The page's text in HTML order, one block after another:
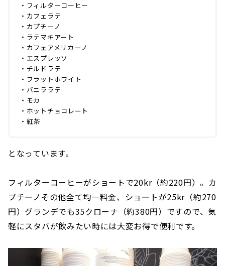
・フィルターコーヒー
・カフェラテ
・カプチーノ
・ラテマキアート
・カフェアメリカ―ノ
・エスプレッソ
・チルドラテ
・フラットホワイト
・バニララテ
・モカ
・ホットチョコレート
・紅茶
となっています。
フィルターコーヒーがショートで20kr（約220円）。カ
プチーノその他全て均一料金、ショートが25kr（約270
円）グランデでも35クローナ（約380円）ですので、気
軽にスタバが飲みたい時には大変お得で便利です。